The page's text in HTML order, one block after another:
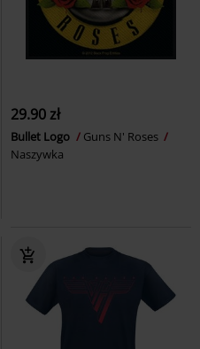
29.90 zł
Bullet Logo
Guns N' Roses
Naszywka